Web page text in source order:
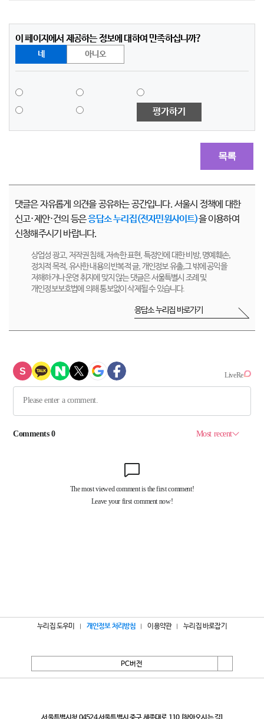
이 페이지에서 제공하는 정보에 대하여 만족하십니까?
네 아니오
평가하기
목록
댓글은 자유롭게 의견을 공유하는 공간입니다. 서울시 정책에 대한
신고·제안·건의 등은응답소 누리집(전자민원사이트)을 이용하여
신청해주시기 바랍니다.
상업성 광고, 저작권 침해, 저속한 표현, 특정인에 대한 비방, 명예훼손,
정치적 목적, 유사한 내용의 반복적 글, 개인정보 유출,그 밖에 공익을
저해하거나 운영 취지에 맞지 않는 댓글은 서울특별시 조례 및
개인정보보호법에 의해 통보없이 삭제될 수 있습니다.
응답소 누리집 바로가기
누리집 도우미 개인정보 처리방침 이용약관 누리집 바로잡기
PC버전